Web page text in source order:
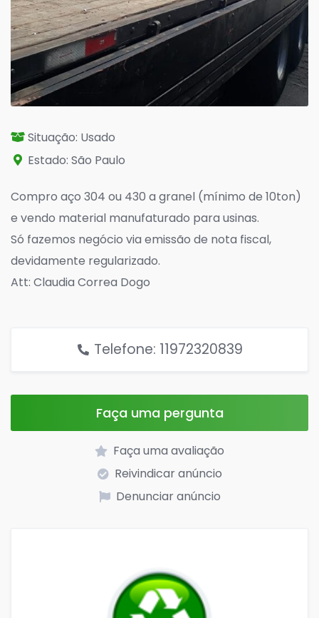
Situação: Usado
Estado: São Paulo
Compro aço 304 ou 430 a granel (mínimo de 10ton)
e vendo material manufaturado para usinas.
Só fazemos negócio via emissão de nota fiscal,
devidamente regularizado.
Att: Claudia Correa Dogo
Telefone: 11972320839
Faça uma pergunta
Faça uma avaliação
Reivindicar anúncio
Denunciar anúncio